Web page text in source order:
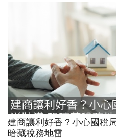
建商讓利好香？小心國稅
暗藏稅務地雷